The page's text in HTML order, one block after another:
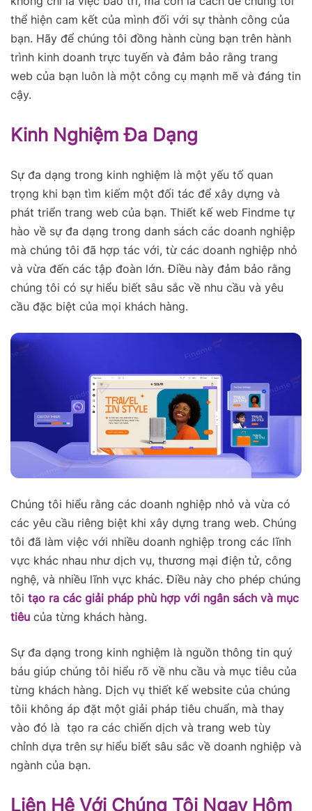
thể hiện cam kết của mình đối với sự thành công của
bạn. Hãy để chúng tôi đồng hành cùng bạn trên hành
trình kinh doanh trực tuyến và đảm bảo rằng trang
web của bạn luôn là một công cụ mạnh mẽ và đáng tin
cậy.
Kinh Nghiệm Đa Dạng
Sự đa dạng trong kinh nghiệm là một yếu tố quan
trọng khi bạn tìm kiếm một đối tác để xây dựng và
phát triển trang web của bạn. Thiết kế web Findme tự
hào về sự đa dạng trong danh sách các doanh nghiệp
mà chúng tôi đã hợp tác với, từ các doanh nghiệp nhỏ
và vừa đến các tập đoàn lớn. Điều này đảm bảo rằng
chúng tôi có sự hiểu biết sâu sắc về nhu cầu và yêu
cầu đặc biệt của mọi khách hàng.
Chúng tôi hiểu rằng các doanh nghiệp nhỏ và vừa có
các yêu cầu riêng biệt khi xây dựng trang web. Chúng
tôi đã làm việc với nhiều doanh nghiệp trong các lĩnh
vực khác nhau như dịch vụ, thương mại điện tử, công
nghệ, và nhiều lĩnh vực khác. Điều này cho phép chúng
tôi tạo ra các giải pháp phù hợp với ngân sách và mục
tiêu của từng khách hàng.
Sự đa dạng trong kinh nghiệm là nguồn thông tin quý
báu giúp chúng tôi hiểu rõ về nhu cầu và mục tiêu của
từng khách hàng. Dịch vụ thiết kế website của chúng
tôii không áp đặt một giải pháp tiêu chuẩn, mà thay
vào đó là tạo ra các chiến dịch và trang web tùy
chỉnh dựa trên sự hiểu biết sâu sắc về doanh nghiệp và
ngành của bạn.
Liên Hệ Với Chúng Tôi Ngay Hôm